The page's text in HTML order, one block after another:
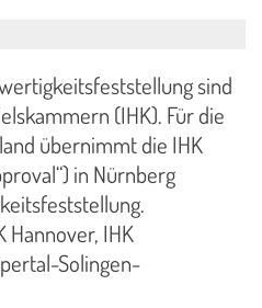
sind
(IHK). Für die
übernimmt die IHK
in Nürnberg
Hannover, IHK
Solingen-